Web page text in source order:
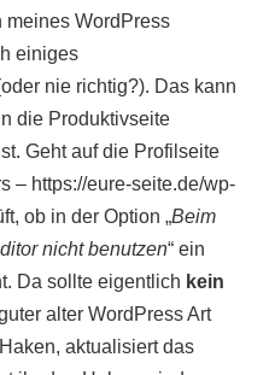
meines WordPress
einiges
nie richtig?). Das kann
die Produktivseite
Geht auf die Profilseite
– https://eure-seite.de/wp-
ob in der Option „Beim
nicht benutzen“ ein
Da sollte eigentlich kein
alter WordPress Art
aktualisiert das